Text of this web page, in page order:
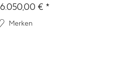
6.050,00 € *
Merken